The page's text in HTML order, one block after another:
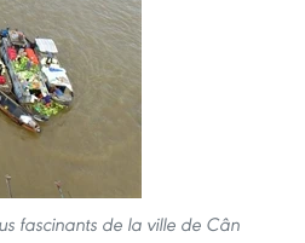
fascinants de la ville de Cân